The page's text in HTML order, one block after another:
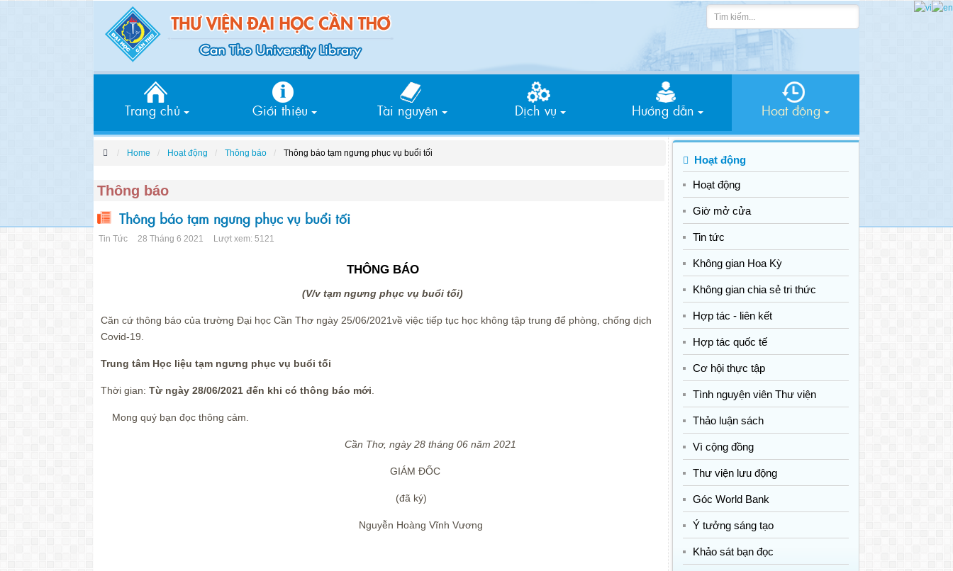
Trang chủ Giới thiệu Tài nguyên Dịch vụ Hướng dẫn Hoạt động
Home Hoạt động Thông báo Thông báo tạm ngưng phục vụ buổi tối
Thông báo
Thông báo tạm ngưng phục vụ buổi tối
Tin Tức 28 Tháng 6 2021 Lượt xem: 5121
THÔNG BÁO
(V/v tạm ngưng phục vụ buổi tối)
Căn cứ thông báo của trường Đại học Cần Thơ ngày 25/06/2021về việc tiếp tục học không tập trung để phòng, chống dịch
Covid-19.
Trung tâm Học liệu tạm ngưng phục vụ buổi tối
Thời gian: Từ ngày 28/06/2021 đến khi có thông báo mới
Mong quý bạn đọc thông cảm.
Cần Thơ, ngày 28 tháng 06 năm 2021
GIÁM ĐỐC
(đã ký)
Nguyễn Hoàng Vĩnh Vương
Hoạt động
Hoạt động
Giờ mở cửa
Tin tức
Không gian Hoa Kỳ
Không gian chia sẻ tri thức
Hợp tác - liên kết
Hợp tác quốc tế
Cơ hội thực tập
Tình nguyện viên Thư viện
Thảo luận sách
Vì cộng đồng
Thư viện lưu động
Góc World Bank
Ý tưởng sáng tạo
Khảo sát bạn đọc